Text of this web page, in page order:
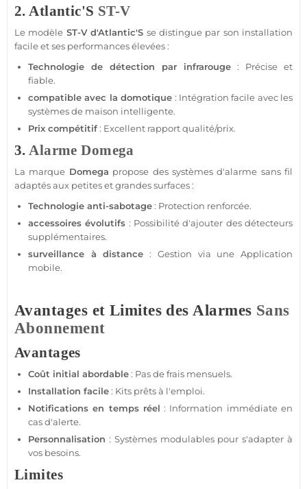
2. Atlantic'S ST-V
Le modèle ST-Vd'Atlantic'S se distingue par son installation
facile et ses performances élevées :
Technologie de détection par infrarouge : Précise et
fiable.
compatible avec ladomotique : Intégration facile avec les
systèmes de maison intelligente.
Prix compétitif: Excellent rapport qualité/prix.
3.Alarme Domega
La marque Domega propose des systèmes d'alarme sans fil
adaptés aux petites et grandes surfaces :
Technologie anti-sabotage: Protection renforcée.
accessoires évolutifs : Possibilité d'ajouter des détecteurs
supplémentaires.
surveillance à distance : Gestion via uneApplication
mobile.
Avantages et Limites des Alarmes Sans
Abonnement
Avantages
Coût initial abordable: Pas de frais mensuels.
Installation facile: Kits prêts à l'emploi.
Notifications en temps réel : Information immédiate en
cas d'alerte.
Personnalisation : Systèmes modulables pour s'adapter à
vos besoins.
Limites